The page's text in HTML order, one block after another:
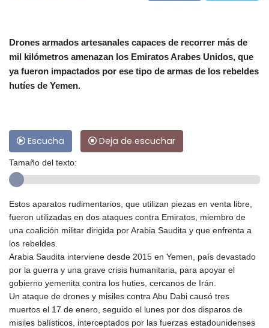
Drones armados artesanales capaces de recorrer más de
mil kilómetros amenazan los Emiratos Arabes Unidos, que
ya fueron impactados por ese tipo de armas de los rebeldes
hutíes de Yemen.
Escucha Deja de escuchar
Tamaño del texto:
Estos aparatos rudimentarios, que utilizan piezas en venta libre,
fueron utilizadas en dos ataques contra Emiratos, miembro de
una coalición militar dirigida por Arabia Saudita y que enfrenta a
los rebeldes.
Arabia Saudita interviene desde 2015 en Yemen, país devastado
por la guerra y una grave crisis humanitaria, para apoyar el
gobierno yemenita contra los huties, cercanos de Irán.
Un ataque de drones y misiles contra Abu Dabi causó tres
muertos el 17 de enero, seguido el lunes por dos disparos de
misiles balísticos, interceptados por las fuerzas estadounidenses